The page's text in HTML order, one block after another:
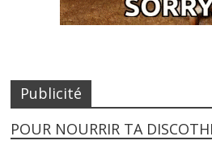
Publicité
POUR NOURRIR TA